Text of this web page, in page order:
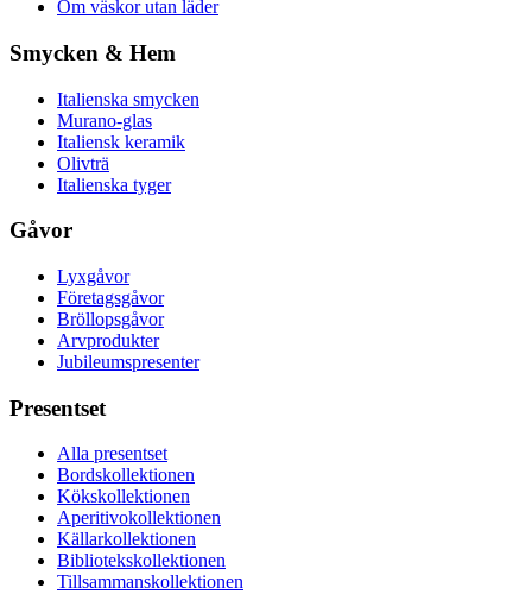
Om väskor utan läder
Smycken & Hem
Italienska smycken
Murano-glas
Italiensk keramik
Olivträ
Italienska tyger
Gåvor
Lyxgåvor
Företagsgåvor
Bröllopsgåvor
Arvprodukter
Jubileumspresenter
Presentset
Alla presentset
Bordskollektionen
Kökskollektionen
Aperitivokollektionen
Källarkollektionen
Bibliotekskollektionen
Tillsammanskollektionen